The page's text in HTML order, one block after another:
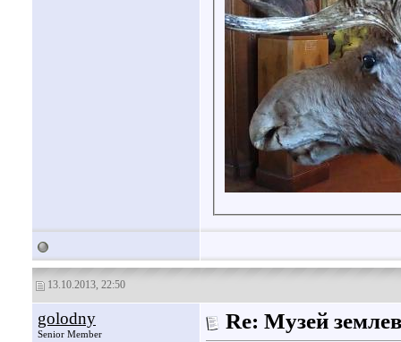
13.10.2013, 22:50
golodny
Senior Member
Re: Музей